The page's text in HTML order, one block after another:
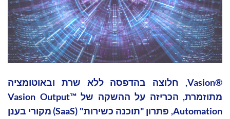
®Vasion, חלוצה בהדפסה ללא שרת ובאוטומציה
מתוזמרת, הכריזה על ההשקה של ™Vasion Output
Automation, פתרון "תוכנה כשירות" (SaaS) מקורי בענן